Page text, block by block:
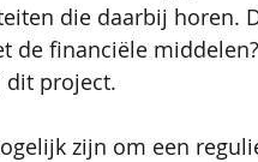
die daarbij horen.
financiële
dit project.
zijn om een